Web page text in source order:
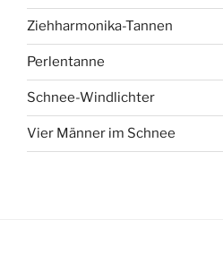
Ziehharmonika-Tannen
Perlentanne
Schnee-Windlichter
Vier Männer im Schnee